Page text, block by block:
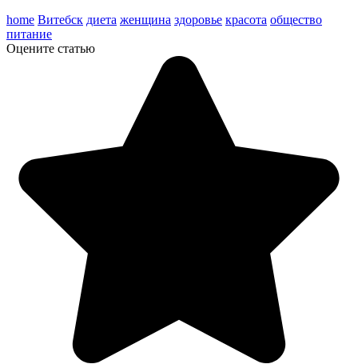
home Витебск диета женщина здоровье красота общество
питание
Оцените статью